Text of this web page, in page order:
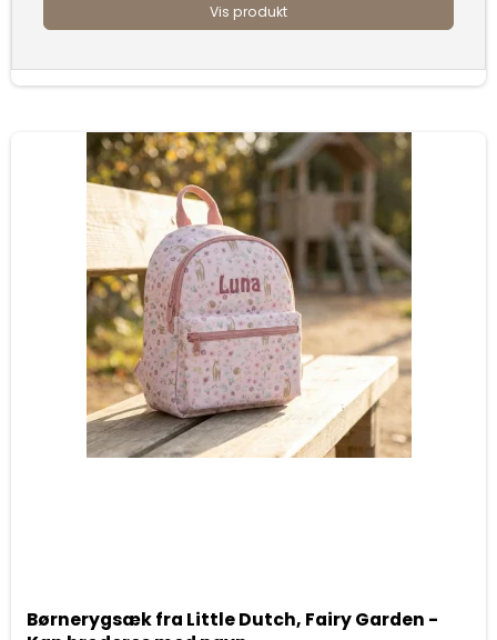
Vis produkt
Børnerygsæk fra Little Dutch, Fairy Garden -